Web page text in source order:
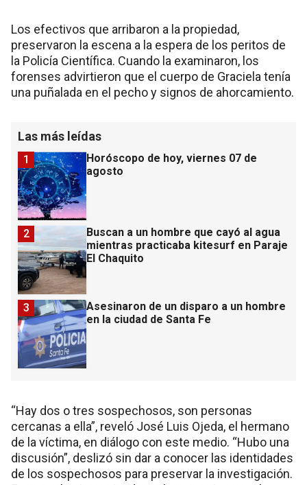
Los efectivos que arribaron a la propiedad,
preservaron la escena a la espera de los peritos de
la Policía Científica. Cuando la examinaron, los
forenses advirtieron que el cuerpo de Graciela tenía
una puñalada en el pecho y signos de ahorcamiento.
Las más leídas
Horóscopo de hoy, viernes 07 de
agosto
1
Buscan a un hombre que cayó al agua
mientras practicaba kitesurf en Paraje
El Chaquito
2
Asesinaron de un disparo a un hombre
en la ciudad de Santa Fe
3
“Hay dos o tres sospechosos, son personas
cercanas a ella”, reveló José Luis Ojeda, el hermano
de la víctima, en diálogo con este medio. “Hubo una
discusión”, deslizó sin dar a conocer las identidades
de los sospechosos para preservar la investigación.